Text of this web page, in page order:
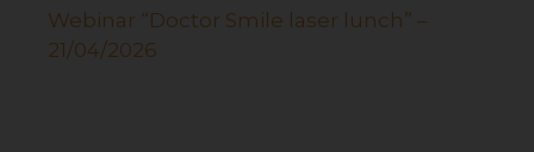
Webinar “Doctor Smile laser lunch” –
21/04/2026